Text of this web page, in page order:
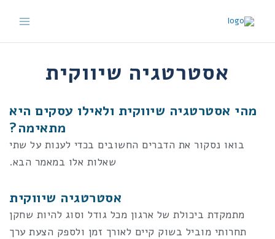
אסטרטגיה שיווקית
מהי אסטרטגיה שיווקית ולאילו עסקים היא
מתאימה?
בואו נסקור את הדברים החשובים בכדי לענות על שתי
שאלות אלו במאמר הבא.
אסטרטגיה שיווקית
מתמקדת ביכולת של ארגון מכל גודל וסוג להיות שחקן
תחרותי מוביל בשוק קיים לאורך זמן ולספק הצעת ערך